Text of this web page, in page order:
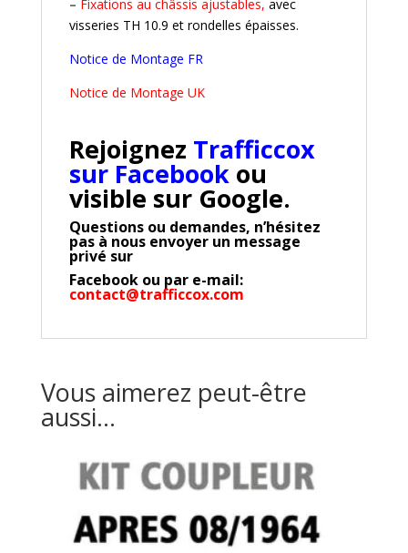
– Fixations au châssis ajustables, avec
visseries TH 10.9 et rondelles épaisses.
Notice de Montage FR
Notice de Montage UK
Rejoignez Trafficcox
sur Facebookou
visible sur Google.
Questions ou demandes, n’hésitez
pas à nous envoyer un message
privé sur
Facebook ou par e-mail:
contact@trafficcox.com
Vous aimerez peut-être
aussi…